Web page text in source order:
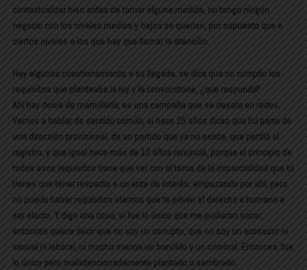
contextualizar bien antes de tomar alguna medida, no tengo ningún
negocio con los niveles medios y bajos se quedan, por supuesto que a
ciertos niveles a los que hay que llamar la atención.
Hay algunos cuestionamiento a su llegada, se dice que no cumplio los
requisitos que planteaba la ley y la convocatoria, ¿que responde?
Ahí hay dosis de marrullería, es una campaña que se desata en redes.
Vamos a hablar de sentido común, si hace 25 años dicen que fui parte de
una dirección provisional, de un partido que ya no existe, que perdió el
registro, y que igual hace más de 10 años renuncié, porque el principio de
todos esos requisitos tiene que ver con el tema de la imparcialidad que tú
tienes que tener respecto a un ente de interés, empezando por ahí, pero
no puede haber requisitos eternos que te priven el derecho a humano a
ser electo. Y digo una cosa, si fue lo único que me pudieron sacar,
entonces quiere decir que no soy un corrupto, que no soy un acosador ni
sexual ni laboral, ni mucho menos un bandido y un criminal. Entonces, fue
lo único pero malintencionadamente plantado o sembrado.